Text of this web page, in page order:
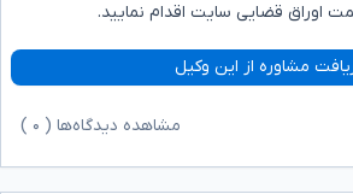
اوراق قضایی سایت اقدام نمایید.
مشاوره از این وکیل
مشاهده دیدگاه‌ها ( ۰